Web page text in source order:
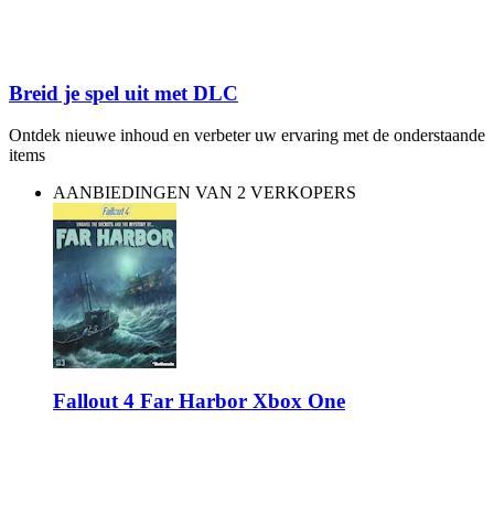
Breid je spel uit met DLC
Ontdek nieuwe inhoud en verbeter uw ervaring met de onderstaande
items
AANBIEDINGEN VAN 2 VERKOPERS
Fallout 4 Far Harbor Xbox One